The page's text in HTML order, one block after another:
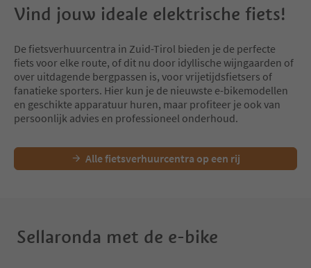
Vind jouw ideale elektrische fiets!
De fietsverhuurcentra in Zuid-Tirol bieden je de perfecte
fiets voor elke route, of dit nu door idyllische wijngaarden of
over uitdagende bergpassen is, voor vrijetijdsfietsers of
fanatieke sporters. Hier kun je de nieuwste e-bikemodellen
en geschikte apparatuur huren, maar profiteer je ook van
persoonlijk advies en professioneel onderhoud.
Alle fietsverhuurcentra op een rij
Sellaronda met de e-bike